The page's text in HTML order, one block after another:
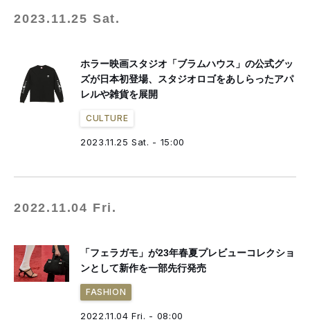
2023.11.25 Sat.
ホラー映画スタジオ「ブラムハウス」の公式グッ
ズが日本初登場、スタジオロゴをあしらったアパ
レルや雑貨を展開
CULTURE
2023.11.25 Sat. - 15:00
2022.11.04 Fri.
「フェラガモ」が23年春夏プレビューコレクショ
ンとして新作を一部先行発売
FASHION
2022.11.04 Fri. - 08:00